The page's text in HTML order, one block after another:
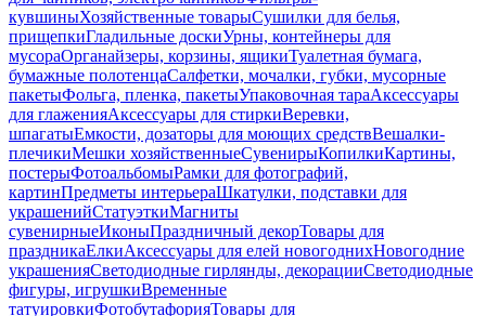
кувшиныХозяйственные товарыСушилки для белья,
прищепкиГладильные доскиУрны, контейнеры для
мусораОрганайзеры, корзины, ящикиТуалетная бумага,
бумажные полотенцаСалфетки, мочалки, губки, мусорные
пакетыФольга, пленка, пакетыУпаковочная тараАксессуары
для глаженияАксессуары для стиркиВеревки,
шпагатыЕмкости, дозаторы для моющих средствВешалки-
плечикиМешки хозяйственныеСувенирыКопилкиКартины,
постерыФотоальбомыРамки для фотографий,
картинПредметы интерьераШкатулки, подставки для
украшенийСтатуэткиМагниты
сувенирныеИконыПраздничный декорТовары для
праздникаЕлкиАксессуары для елей новогоднихНовогодние
украшенияСветодиодные гирлянды, декорацииСветодиодные
фигуры, игрушкиВременные
татуировкиФотобутафорияТовары для